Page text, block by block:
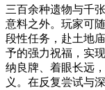
三百余种遗物与千
意料之外。玩家可
段性任务，赴土地
予的强力祝福，实
纳良牌、着眼长远
义。在反复尝试与